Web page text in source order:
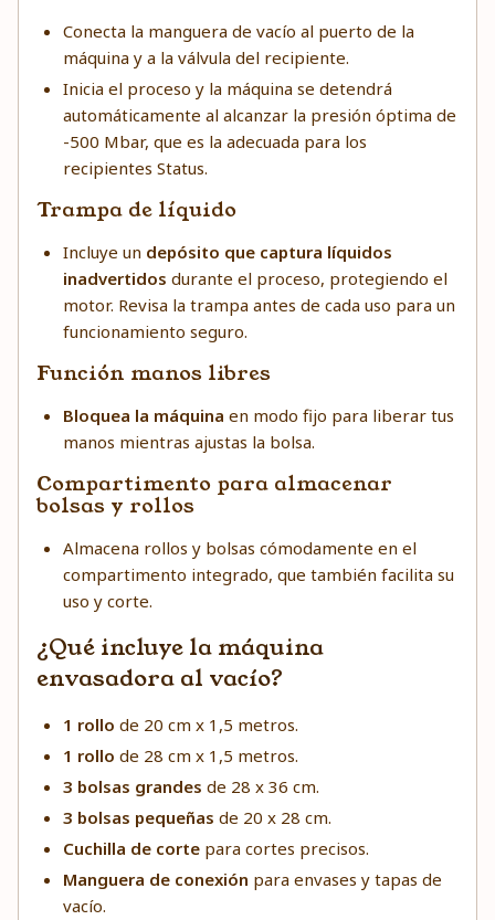
Conecta la manguera de vacío al puerto de la
máquina y a la válvula del recipiente.
Inicia el proceso y la máquina se detendrá
automáticamente al alcanzar la presión óptima de
-500 Mbar, que es la adecuada para los
recipientes Status.
Trampa de líquido
Incluye un depósito que captura líquidos
inadvertidos durante el proceso, protegiendo el
motor. Revisa la trampa antes de cada uso para un
funcionamiento seguro.
Función manos libres
Bloquea la máquina en modo fijo para liberar tus
manos mientras ajustas la bolsa.
Compartimento para almacenar
bolsas y rollos
Almacena rollos y bolsas cómodamente en el
compartimento integrado, que también facilita su
uso y corte.
¿Qué incluye la máquina
envasadora al vacío?
1 rollo de 20 cm x 1,5 metros.
1 rollo de 28 cm x 1,5 metros.
3 bolsas grandes de 28 x 36 cm.
3 bolsas pequeñas de 20 x 28 cm.
Cuchilla de corte para cortes precisos.
Manguera de conexión para envases y tapas de
vacío.